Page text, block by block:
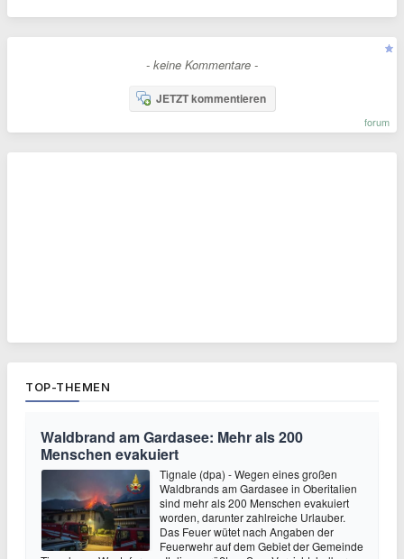
- keine Kommentare -
JETZT kommentieren
forum
TOP-THEMEN
Waldbrand am Gardasee: Mehr als 200
Menschen evakuiert
Tignale (dpa) - Wegen eines großen
Waldbrands am Gardasee in Oberitalien
sind mehr als 200 Menschen evakuiert
worden, darunter zahlreiche Urlauber.
Das Feuer wütet nach Angaben der
Feuerwehr auf dem Gebiet der Gemeinde